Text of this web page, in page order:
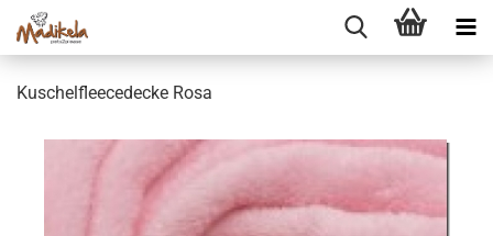
Ku­schel­fleece­de­cke Rosa